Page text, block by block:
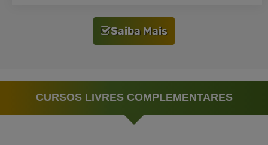
Saiba Mais
CURSOS LIVRES COMPLEMENTARES